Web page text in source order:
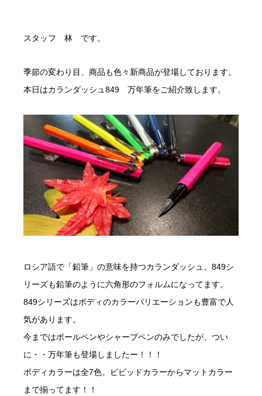
スタッフ 林 です。
季節の変わり目、商品も色々新商品が登場しております。
本日はカランダッシュ849 万年筆をご紹介致します。
ロシア語で「鉛筆」の意味を持つカランダッシュ。849シ
リーズも鉛筆のように六角形のフォルムになってます。
849シリーズはボディのカラーバリエーションも豊富で人
気があります。
今まではボールペンやシャープペンのみでしたが、つい
に・・万年筆も登場しましたー！！！
ボディカラーは全7色。ビビッドカラーからマットカラー
まで揃ってます！！